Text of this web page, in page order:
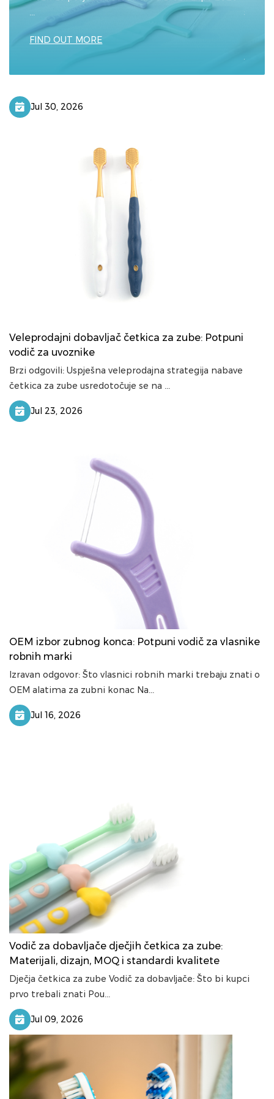
...
FIND OUT MORE
Jul 30, 2026
Veleprodajni dobavljač četkica za zube: Potpuni
vodič za uvoznike
Brzi odgovili: Uspješna veleprodajna strategija nabave
četkica za zube usredotočuje se na ...
Jul 23, 2026
OEM izbor zubnog konca: Potpuni vodič za vlasnike
robnih marki
Izravan odgovor: Što vlasnici robnih marki trebaju znati o
OEM alatima za zubni konac Na...
Jul 16, 2026
Vodič za dobavljače dječjih četkica za zube:
Materijali, dizajn, MOQ i standardi kvalitete
Dječja četkica za zube Vodič za dobavljače: Što bi kupci
prvo trebali znati Pou...
Jul 09, 2026